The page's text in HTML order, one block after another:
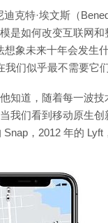
克特·埃文斯（
是如何改变互联网
象未来十年会发生
们似乎最不需要它
知道，随着每一波
我们看到移动原生
Snap，2012 年的